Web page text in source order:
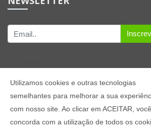
Utilizamos cookies e outras tecnologias
semelhantes para melhorar a sua
com nosso site. Ao clicar em ACEITAR, você
concorda com a utilização de todos os